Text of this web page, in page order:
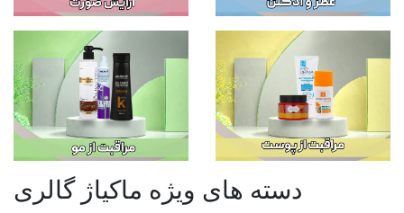
دسته های ویژه ماکیاژ گالری